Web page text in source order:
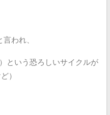
言われ、
という恐ろしいサイクルが
）